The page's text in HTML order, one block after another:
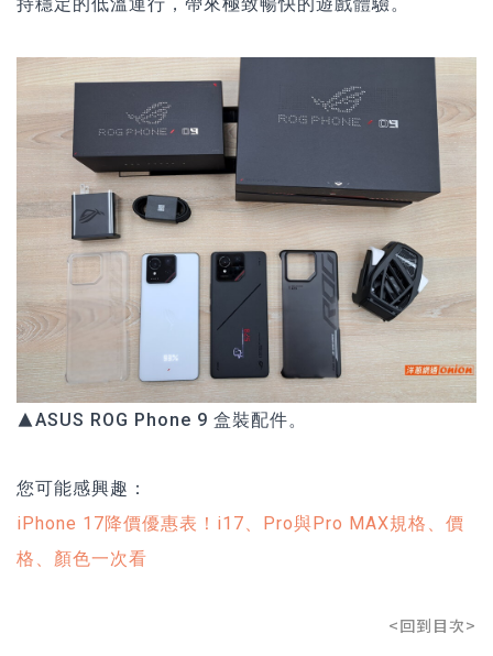
持穩定的低溫運行，帶來極致暢快的遊戲體驗。
▲ASUS ROG Phone 9 盒裝配件。
您可能感興趣：
iPhone 17降價優惠表！i17、Pro與Pro MAX規格、價
格、顏色一次看
<回到目次>